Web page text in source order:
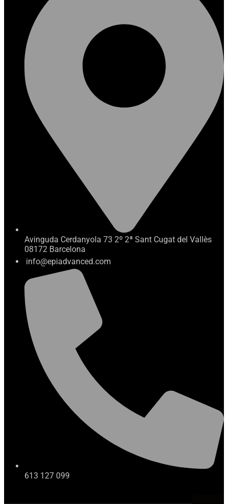
Avinguda Cerdanyola 73 2º 2ª Sant Cugat del Vallès
08172 Barcelona
info@epiadvanced.com
613 127 099